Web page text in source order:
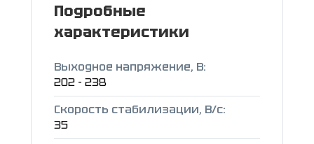
Подробные
характеристики
Выходное напряжение, В:
202 - 238
Скорость стабилизации, В/с:
35